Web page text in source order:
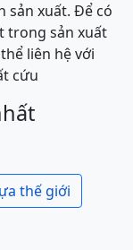
sản xuất. Để có
trong sản xuất
liên hệ với
cứu
thế giới